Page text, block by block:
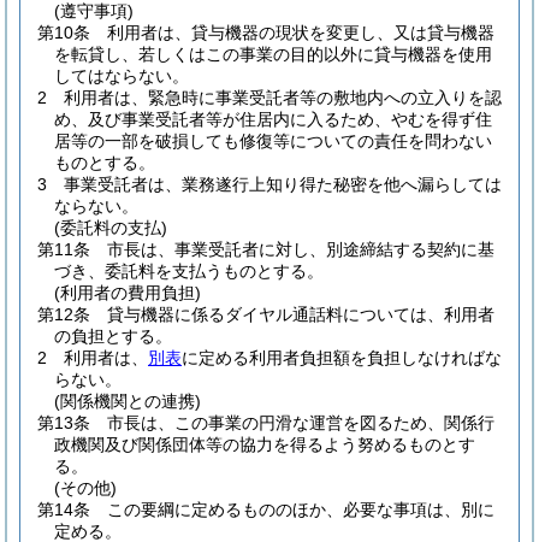
(遵守事項)
第10条
利用者は、貸与機器の現状を変更し、又は貸与機器
を転貸し、若しくはこの事業の目的以外に貸与機器を使用
してはならない。
2
利用者は、緊急時に事業受託者等の敷地内への立入りを認
め、及び事業受託者等が住居内に入るため、やむを得ず住
居等の一部を破損しても修復等についての責任を問わない
ものとする。
3
事業受託者は、業務遂行上知り得た秘密を他へ漏らしては
ならない。
(委託料の支払)
第11条
市長は、事業受託者に対し、別途締結する契約に基
づき、委託料を支払うものとする。
(利用者の費用負担)
第12条
貸与機器に係るダイヤル通話料については、利用者
の負担とする。
2
利用者は、 別表に定める利用者負担額を負担しなければな
らない。
(関係機関との連携)
第13条
市長は、この事業の円滑な運営を図るため、関係行
政機関及び関係団体等の協力を得るよう努めるものとす
る。
(その他)
第14条
この要綱に定めるもののほか、必要な事項は、別に
定める。